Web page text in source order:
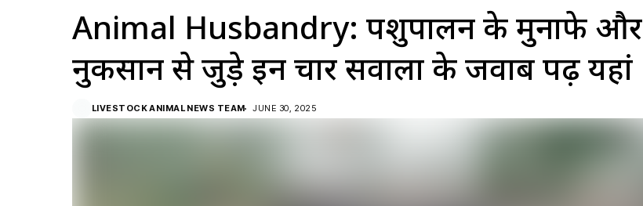
Animal Husbandry: पशुपालन के मुनाफे और
नुकसान से जुड़े इन चार सवालों के जवाब पढ़ें यहां
LIVESTOCK ANIMAL NEWS TEAM JUNE 30, 2025